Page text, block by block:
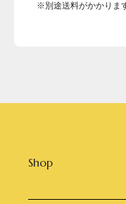
※別途送料がかかりま
Shop